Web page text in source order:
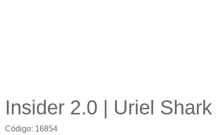
Insider 2.0 | Uriel Shark
Código: 16854